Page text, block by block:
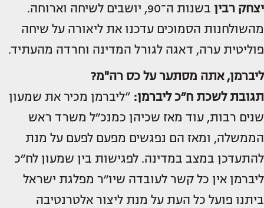
יצחק רבין
בשנות ה־90, יושבים לשיחה וארוחה.
מהשולחנות הסמוכים עדכנו את ליאורה על שיחה
פוליטית ערה, דאגה לגורל המדינה וחרדה מהעתיד.
ליברמן, אתה מסתער על כס רה"מ?
תגובת לשכת ח״כ ליברמן: “ליברמן מכיר את שמעון
שנים רבות, עוד מאז שכיהן כמנכ״ל משרד ראש
הממשלה, ומאז הם נפגשים מפעם לפעם על מנת
להתעדכן במצב במדינה. לפגישות בין שמעון לח״כ
ליברמן אין כל קשר לעובדה שיו״ר מפלגת ישראל
ביתנו פועל כל העת על מנת ליצור אלטרנטיבה